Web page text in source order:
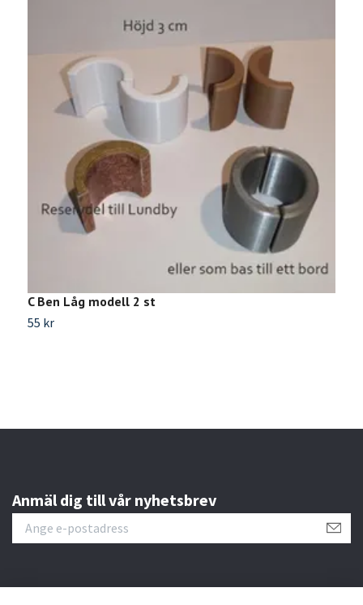
C Ben Låg modell 2 st
55 kr
Anmäl dig till vår nyhetsbrev